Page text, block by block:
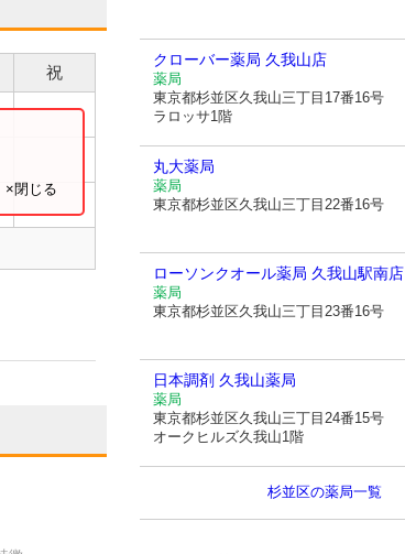
祝
×閉じる
クローバー薬局 久我山店
薬局
東京都杉並区久我山三丁目17番16号
ラロッサ1階
丸大薬局
薬局
東京都杉並区久我山三丁目22番16号
ローソンクオール薬局 久我山駅南店
薬局
東京都杉並区久我山三丁目23番16号
日本調剤 久我山薬局
薬局
東京都杉並区久我山三丁目24番15号
オークヒルズ久我山1階
杉並区の薬局一覧